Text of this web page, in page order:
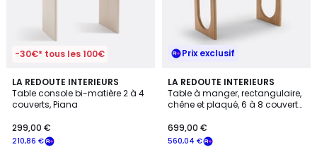
-30€* tous les 100€
LA REDOUTE INTERIEURS
Table console bi-matière 2 à 4
couverts, Piana
210,86 €
299,00 €
5
/
5
Prix exclusif
LA REDOUTE INTERIEURS
Table à manger, rectangulaire,
chêne et plaqué, 6 à 8 couverts,
560,04 €
699,00 €
4,7
/ 5